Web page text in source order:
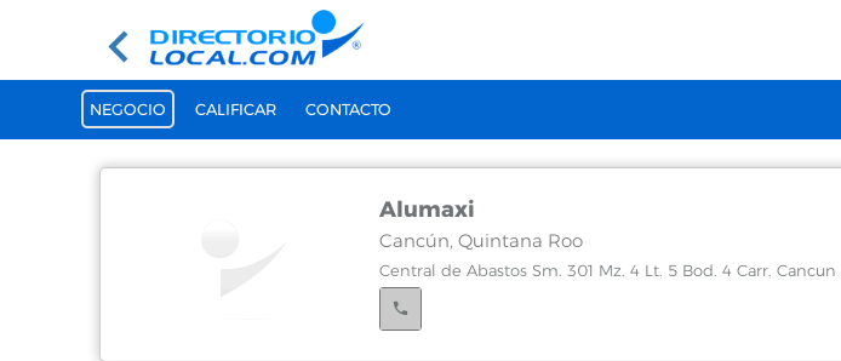
NEGOCIO CALIFICAR CONTACTO
Alumaxi
Cancún, Quintana Roo
Central de Abastos Sm. 301 Mz. 4 Lt. 5 Bod. 4 Carr.